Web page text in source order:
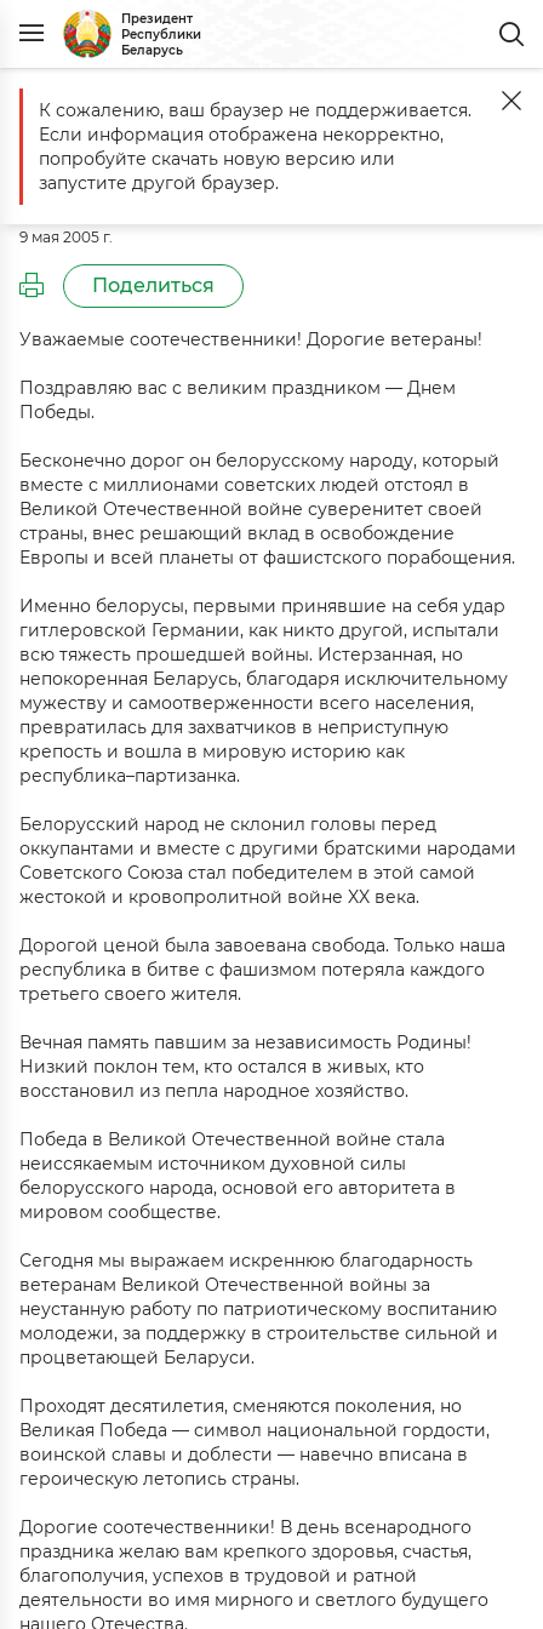
Президент
Республики
Беларусь
Главная События Поздравление Президента Беларуси с Днем
Поздравление Президента
Беларуси с Днем Победы
9 мая 2005 г.
Поделиться
Уважаемые соотечественники! Дорогие ветераны!
Поздравляю вас с великим праздником — Днем
Победы.
Бесконечно дорог он белорусскому народу, который
вместе с миллионами советских людей отстоял в
Великой Отечественной войне суверенитет своей
страны, внес решающий вклад в освобождение
Европы и всей планеты от фашистского порабощения.
Именно белорусы, первыми принявшие на себя удар
гитлеровской Германии, как никто другой, испытали
всю тяжесть прошедшей войны. Истерзанная, но
непокоренная Беларусь, благодаря исключительному
мужеству и самоотверженности всего населения,
превратилась для захватчиков в неприступную
крепость и вошла в мировую историю как
республика–партизанка.
Белорусский народ не склонил головы перед
оккупантами и вместе с другими братскими народами
Советского Союза стал победителем в этой самой
жестокой и кровопролитной войне XX века.
Дорогой ценой была завоевана свобода. Только наша
республика в битве с фашизмом потеряла каждого
третьего своего жителя.
Вечная память павшим за независимость Родины!
Низкий поклон тем, кто остался в живых, кто
восстановил из пепла народное хозяйство.
Победа в Великой Отечественной войне стала
неиссякаемым источником духовной силы
белорусского народа, основой его авторитета в
мировом сообществе.
Сегодня мы выражаем искреннюю благодарность
ветеранам Великой Отечественной войны за
неустанную работу по патриотическому воспитанию
молодежи, за поддержку в строительстве сильной и
процветающей Беларуси.
Проходят десятилетия, сменяются поколения, но
Великая Победа — символ национальной гордости,
воинской славы и доблести — навечно вписана в
героическую летопись страны.
Дорогие соотечественники! В день всенародного
праздника желаю вам крепкого здоровья, счастья,
благополучия, успехов в трудовой и ратной
деятельности во имя мирного и светлого будущего
нашего Отечества.
К сожалению, ваш браузер не поддерживается.
Если информация отображена некорректно,
попробуйте скачать новую версию или
запустите другой браузер.